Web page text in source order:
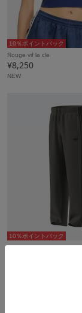
10％ポイントバック
Rouge vif la cle
¥8,250
NEW
10％ポイントバック
Rouge vif la cle